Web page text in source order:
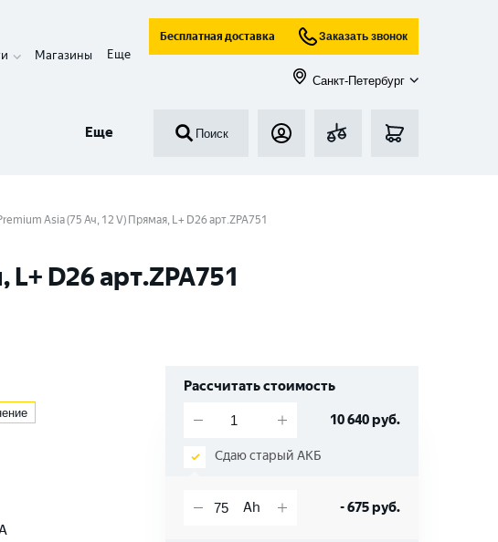
Магазины Еще
Бесплатная доставка Заказать звонок
Санкт-Петербург
Еще Поиск
Asia (75 Ач, 12 V) Прямая, L+ D26 арт.ZPA751
D26 арт.ZPA751
Рассчитать стоимость
10 640руб.
Сдаю старый АКБ
-675руб.